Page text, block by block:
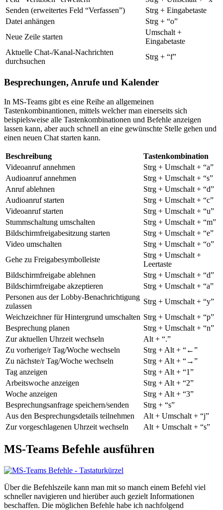
Senden (erweitertes Feld “Verfassen”)
Strg + Eingabetaste
Datei anhängen
Strg + “o”
Neue Zeile starten
Umschalt +
Eingabetaste
Aktuelle Chat-/Kanal-Nachrichten
durchsuchen
Strg + “f”
Besprechungen, Anrufe und Kalender
In MS-Teams gibt es eine Reihe an allgemeinen
Tastenkombinantionen, mittels welcher man einerseits sich
beispielsweise alle Tastenkombinationen und Befehle anzeigen
lassen kann, aber auch schnell an eine gewünschte Stelle gehen und
einen neuen Chat starten kann.
Beschreibung
Tastenkombination
Videoanruf annehmen
Strg + Umschalt + “a”
Audioanruf annehmen
Strg + Umschalt + “s”
Anruf ablehnen
Strg + Umschalt + “d”
Audioanruf starten
Strg + Umschalt + “c”
Videoanruf starten
Strg + Umschalt + “u”
Stummschaltung umschalten
Strg + Umschalt + “m”
Bildschirmfreigabesitzung starten
Strg + Umschalt + “e”
Video umschalten
Strg + Umschalt + “o”
Gehe zu Freigabesymbolleiste
Strg + Umschalt +
Leertaste
Bildschirmfreigabe ablehnen
Strg + Umschalt + “d”
Bildschirmfreigabe akzeptieren
Strg + Umschalt + “a”
Personen aus der Lobby-Benachrichtigung
zulassen
Strg + Umschalt + “y”
Weichzeichner für Hintergrund umschalten Strg + Umschalt + “p”
Besprechung planen
Strg + Umschalt + “n”
Zur aktuellen Uhrzeit wechseln
Alt + “.”
Zu vorherige/r Tag/Woche wechseln
Strg + Alt + “←”
Zu nächste/r Tag/Woche wechseln
Strg + Alt + “→”
Tag anzeigen
Strg + Alt + “1”
Arbeitswoche anzeigen
Strg + Alt + “2”
Woche anzeigen
Strg + Alt + “3”
Besprechungsanfrage speichern/senden
Strg + “s”
Aus den Besprechungsdetails teilnehmen
Alt + Umschalt + “j”
Zur vorgeschlagenen Uhrzeit wechseln
Alt + Umschalt + “s”
MS-Teams Befehle ausführen
Über die Befehlszeile kann man mit so manch einem Befehl viel
schneller navigieren und hierüber auch gezielt Informationen
beschaffen. Die möglichen Befehle habe ich nachfolgend